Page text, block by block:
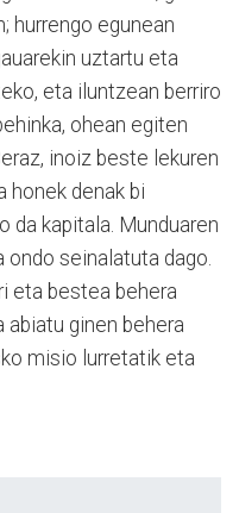
hurrengo egunean
uztartu eta
eta iluntzean berriro
ohean egiten
inoiz beste lekuren
honek denak bi
da kapitala. Munduaren
ondo seinalatuta dago.
eta bestea behera
abiatu ginen behera
misio lurretatik eta